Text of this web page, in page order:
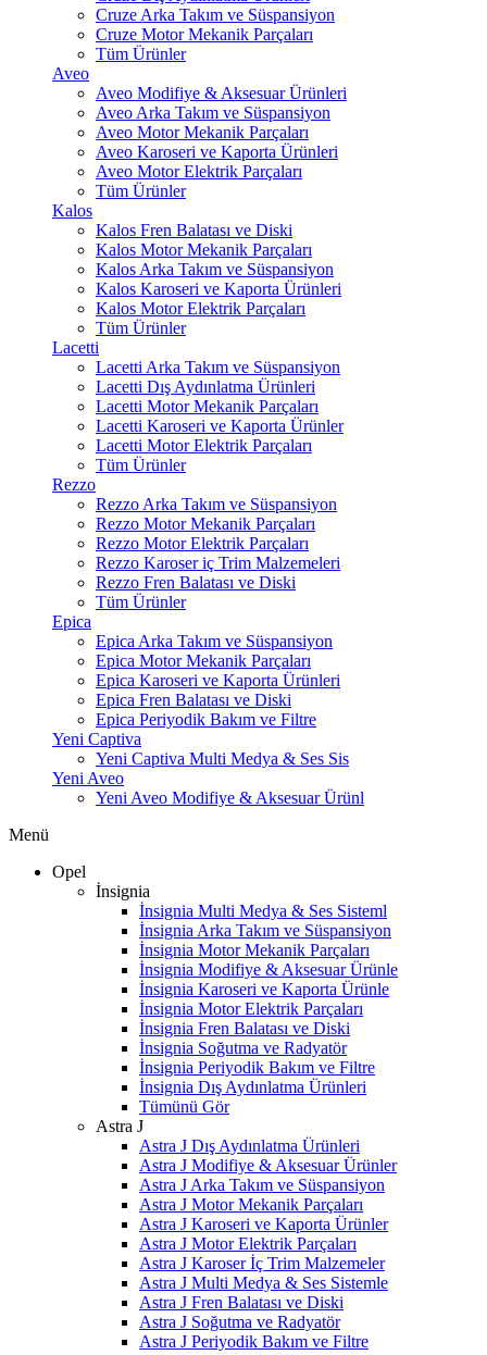
Cruze Arka Takım ve Süspansiyon
Cruze Motor Mekanik Parçaları
Tüm Ürünler
Aveo
Aveo Modifiye & Aksesuar Ürünleri
Aveo Arka Takım ve Süspansiyon
Aveo Motor Mekanik Parçaları
Aveo Karoseri ve Kaporta Ürünleri
Aveo Motor Elektrik Parçaları
Tüm Ürünler
Kalos
Kalos Fren Balatası ve Diski
Kalos Motor Mekanik Parçaları
Kalos Arka Takım ve Süspansiyon
Kalos Karoseri ve Kaporta Ürünleri
Kalos Motor Elektrik Parçaları
Tüm Ürünler
Lacetti
Lacetti Arka Takım ve Süspansiyon
Lacetti Dış Aydınlatma Ürünleri
Lacetti Motor Mekanik Parçaları
Lacetti Karoseri ve Kaporta Ürünler
Lacetti Motor Elektrik Parçaları
Tüm Ürünler
Rezzo
Rezzo Arka Takım ve Süspansiyon
Rezzo Motor Mekanik Parçaları
Rezzo Motor Elektrik Parçaları
Rezzo Karoser iç Trim Malzemeleri
Rezzo Fren Balatası ve Diski
Tüm Ürünler
Epica
Epica Arka Takım ve Süspansiyon
Epica Motor Mekanik Parçaları
Epica Karoseri ve Kaporta Ürünleri
Epica Fren Balatası ve Diski
Epica Periyodik Bakım ve Filtre
Yeni Captiva
Yeni Captiva Multi Medya & Ses Sis
Yeni Aveo
Yeni Aveo Modifiye & Aksesuar Ürünl
Menü
Opel
İnsignia
İnsignia Multi Medya & Ses Sisteml
İnsignia Arka Takım ve Süspansiyon
İnsignia Motor Mekanik Parçaları
İnsignia Modifiye & Aksesuar Ürünle
İnsignia Karoseri ve Kaporta Ürünle
İnsignia Motor Elektrik Parçaları
İnsignia Fren Balatası ve Diski
İnsignia Soğutma ve Radyatör
İnsignia Periyodik Bakım ve Filtre
İnsignia Dış Aydınlatma Ürünleri
Tümünü Gör
Astra J
Astra J Dış Aydınlatma Ürünleri
Astra J Modifiye & Aksesuar Ürünler
Astra J Arka Takım ve Süspansiyon
Astra J Motor Mekanik Parçaları
Astra J Karoseri ve Kaporta Ürünler
Astra J Motor Elektrik Parçaları
Astra J Karoser İç Trim Malzemeler
Astra J Multi Medya & Ses Sistemle
Astra J Fren Balatası ve Diski
Astra J Soğutma ve Radyatör
Astra J Periyodik Bakım ve Filtre